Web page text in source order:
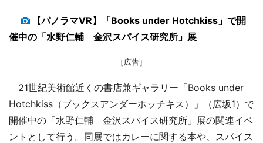
【パノラマVR】「Books under Hotchkiss」で開
催中の「水野仁輔 金沢スパイス研究所」展
［広告］
21世紀美術館近くの書店兼ギャラリー「Books under
Hotchkiss（ブックスアンダーホッチキス）」（広坂1）で
開催中の「水野仁輔 金沢スパイス研究所」展の関連イベ
ントとして行う。同展ではカレーに関する本や、スパイス